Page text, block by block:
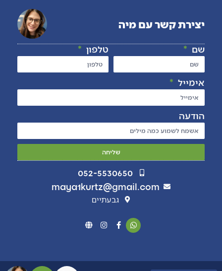
יצירת קשר עם מיה
שם טלפון
אימייל
הודעה
שליחה
052-5530650
maya1kurtz@gmail.com
גבעתיים